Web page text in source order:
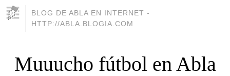
BLOG DE ABLA EN INTERNET -
HTTP://ABLA.BLOGIA.COM
Muuucho fútbol en Abla